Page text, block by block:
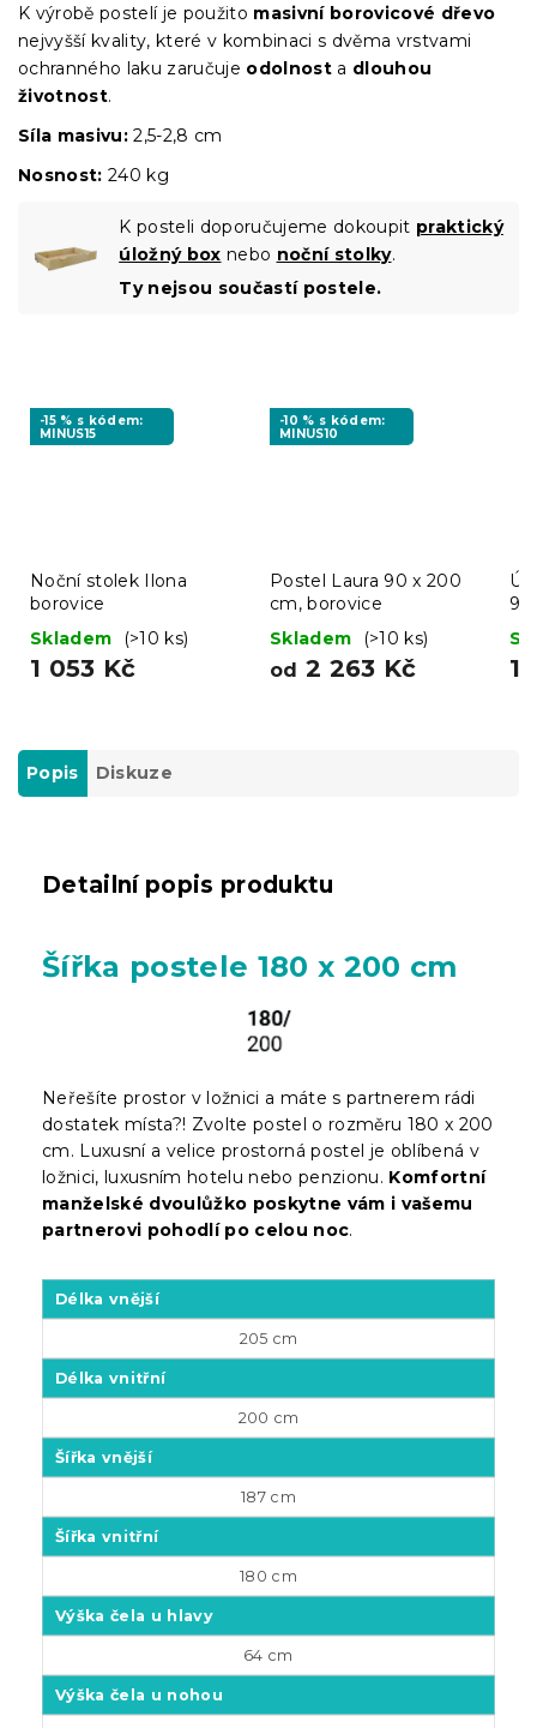
K výrobě postelí je použito masivní borovicové dřevo
nejvyšší kvality, které v kombinaci s dvěma vrstvami
ochranného laku zaručuje odolnost a dlouhou
životnost.
Síla masivu: 2,5-2,8 cm
Nosnost: 240 kg
K posteli doporučujeme dokoupit praktický
úložný box nebo noční stolky.
Ty nejsou součastí postele.
-15 % s kódem:
MINUS15
Noční stolek Ilona
borovice
Skladem
(>10 ks)
1 053 Kč
-10 % s kódem:
MINUS10
Postel Laura 90 x 200
cm, borovice
Skladem
(>10 ks)
od 2 263 Kč
98
1
Popis Diskuze
Detailní popis produktu
Šířka postele 180 x 200 cm
Neřešíte prostor v ložnici a máte s partnerem rádi
dostatek místa?! Zvolte postel o rozměru 180 x 200
cm. Luxusní a velice prostorná postel je oblíbená v
ložnici, luxusním hotelu nebo penzionu. Komfortní
manželské dvoulůžko poskytne vám i vašemu
partnerovi pohodlí po celou noc.
Délka vnější
205 cm
Délka vnitřní
200 cm
Šířka vnější
187 cm
Šířka vnitřní
180 cm
Výška čela u hlavy
64 cm
Výška čela u nohou